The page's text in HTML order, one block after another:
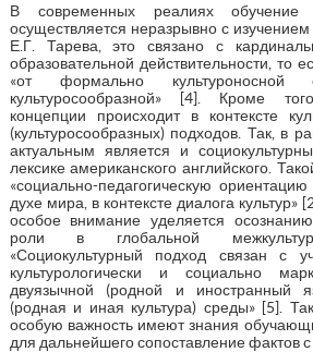
В современных реалиях обучение
осуществляется неразрывно с изучением
Е.Г. Тарева, это связано с
образовательной действительности, то
«от формально
культуросообразной» [4]. Кроме
концепции происходит в контексте
(культуросообразных) подходов. Так, в
актуальным является и
лексике американского английского.
«социально-педагогическую
духе мира, в контексте диалога
особое внимание уделяется
роли в глобальной
«Социокультурный подход связан с
культурологически и социально
двуязычной (родной и иностранный
(родная и иная культура) среды» [5].
особую важность имеют знания
для дальнейшего сопоставление фактов с